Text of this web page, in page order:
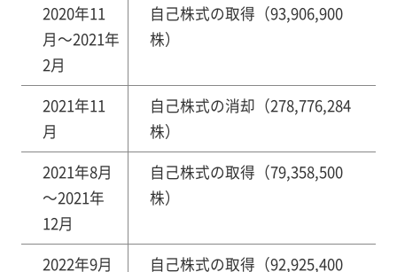
2020年11
月～2021年
2月
自己株式の取得（93,906,900
株）
2021年11
月
自己株式の消却（278,776,284
株）
2021年8月
～2021年
12月
自己株式の取得（79,358,500
株）
2022年9月
自己株式の取得（92,925,400